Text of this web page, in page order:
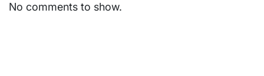
No comments to show.